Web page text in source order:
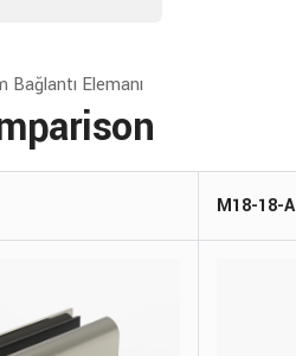
Bağlantı Elemanı
M18-18-A